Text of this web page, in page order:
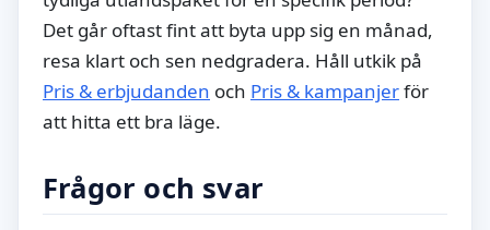
Det går oftast fint att byta upp sig en månad,
resa klart och sen nedgradera. Håll utkik på
Pris & erbjudanden och Pris & kampanjerför
att hitta ett bra läge.
Frågor och svar